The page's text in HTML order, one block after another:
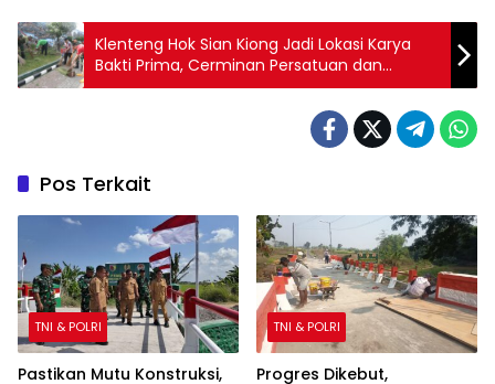
Klenteng Hok Sian Kiong Jadi Lokasi Karya
Bakti Prima, Cerminan Persatuan dan
Toleransi
Pos Terkait
TNI & POLRI
Pastikan Mutu Konstruksi,
TNI & POLRI
Progres Dikebut,